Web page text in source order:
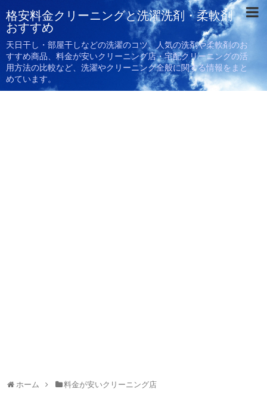
格安料金クリーニングと洗濯洗剤・柔軟剤
おすすめ
天日干し・部屋干しなどの洗濯のコツ、人気の洗剤や柔軟剤のお
すすめ商品、料金が安いクリーニング店・宅配クリーニングの活
用方法の比較など、洗濯やクリーニング全般に関する情報をまと
めています。
ホーム 料金が安いクリーニング店